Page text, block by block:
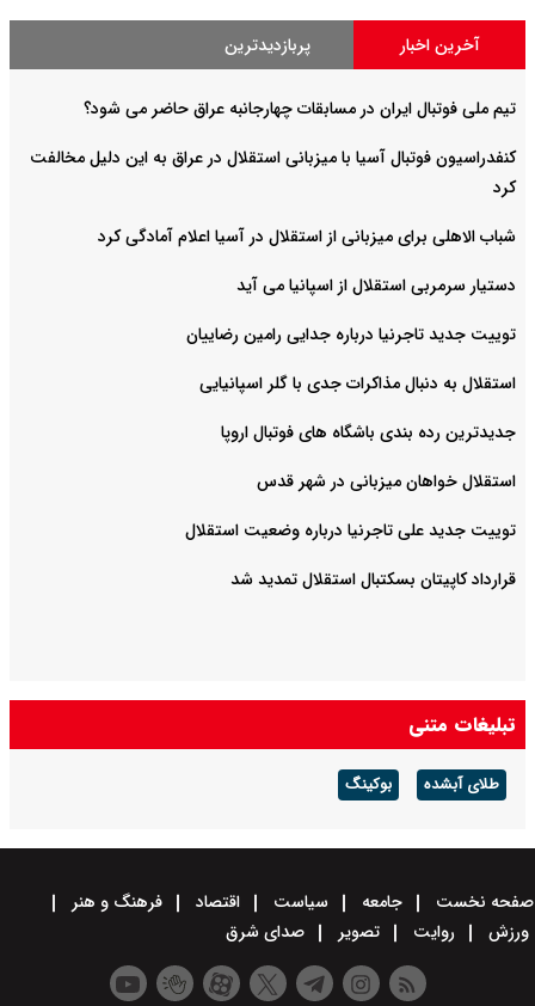
آخرین اخبار پربازدیدترین
تیم ملی فوتبال ایران در مسابقات چهارجانبه عراق حاضر می شود؟
کنفدراسیون فوتبال آسیا با میزبانی استقلال در عراق به این دلیل مخالفت
کرد
شباب الاهلی برای میزبانی از استقلال در آسیا اعلام آمادگی کرد
دستیار سرمربی استقلال از اسپانیا می آید
توییت جدید تاجرنیا درباره جدایی رامین رضاییان
استقلال به دنبال مذاکرات جدی با گلر اسپانیایی
جدیدترین رده بندی باشگاه های فوتبال اروپا
استقلال خواهان میزبانی در شهر قدس
توییت جدید علی تاجرنیا درباره وضعیت استقلال
قرارداد کاپیتان بسکتبال استقلال تمدید شد
تبلیغات متنی
طلای آبشده بوکینگ
صفحه نخست جامعه سیاست اقتصاد
فرهنگ و هنر
ورزش
روایت تصویر صدای شرق